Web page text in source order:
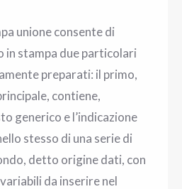
unione consente di
in stampa due particolari
preparati: il primo,
contiene,
generico e l’indicazione
stesso di una serie di
detto origine dati, con
da inserire nel